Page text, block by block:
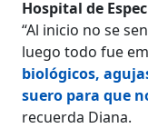
Hospital de
“Al inicio no se
luego todo fue
biológicos,
suero para que
recuerda Diana.